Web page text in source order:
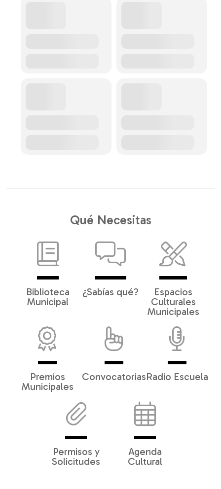
Qué Necesitas
Biblioteca
Municipal
¿Sabías qué?
Espacios
Culturales
Municipales
Premios
Municipales
ConvocatoriasRadio Escuela
Permisos y
Solicitudes
Agenda
Cultural